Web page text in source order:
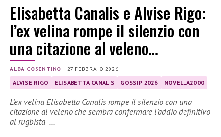
Elisabetta Canalis e Alvise Rigo:
l’ex velina rompe il silenzio con
una citazione al veleno…
ALBA COSENTINO | 27 FEBBRAIO 2026
ALVISE RIGO ELISABETTA CANALIS GOSSIP 2026 NOVELLA2000
L’ex velina Elisabetta Canalis rompe il silenzio con una
citazione al veleno che sembra confermare l’addio definitivo
al rugbista …